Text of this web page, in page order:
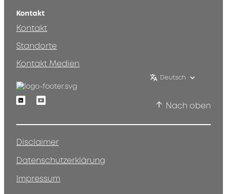
Kontakt
Kontakt
Standorte
Kontakt Medien
Deutsch
LinkedinYoutube
Nach oben
Disclaimer
Datenschutzerklärung
Impressum